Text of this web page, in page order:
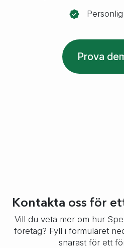
Prova
Kontakta oss för
Vill du veta mer om hur
företag? Fyll i formuläret
snarast för ett